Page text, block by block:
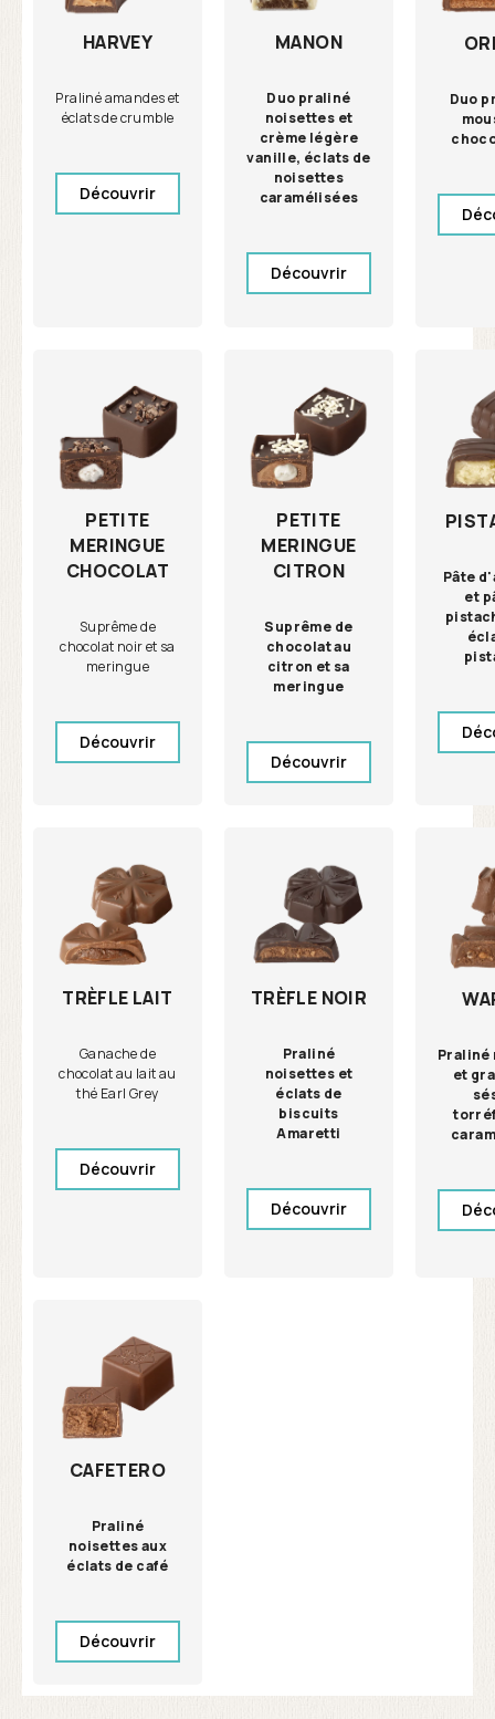
HARVEY
Praliné amandes et
éclats de crumble
Découvrir
MANON
Duo praliné
noisettes et
crème légère
vanille, éclats de
noisettes
caramélisées
Découvrir
Duo
PETITE
MERINGUE
CHOCOLAT
Suprême de
chocolat noir et sa
meringue
Découvrir
PETITE
MERINGUE
CITRON
Suprême de
chocolat au
citron et sa
meringue
Découvrir
Pâte
et
TRÈFLE LAIT
Ganache de
chocolat au lait au
thé Earl Grey
Découvrir
TRÈFLE NOIR
Praliné
noisettes et
éclats de
biscuits
Amaretti
Découvrir
et
CAFETERO
Praliné
noisettes aux
éclats de café
Découvrir